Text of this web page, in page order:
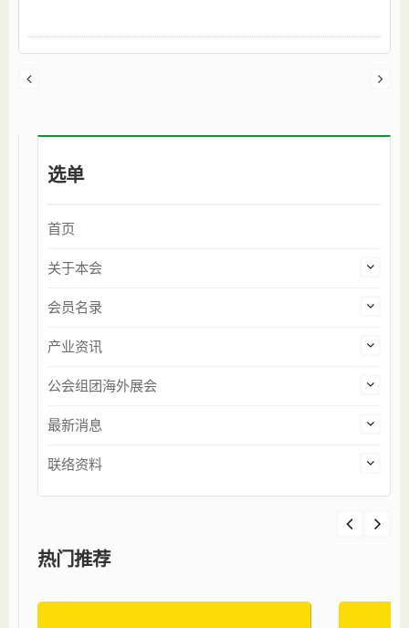
选单
首页
关于本会
会员名录
产业资讯
公会组团海外展会
最新消息
联络资料
热门推荐